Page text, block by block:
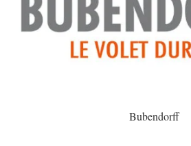
Bubendorff